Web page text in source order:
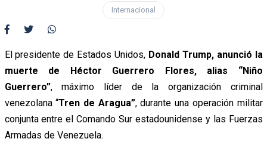
Internacional
El presidente de Estados Unidos, Donald Trump, anunció la
muerte de Héctor Guerrero Flores, alias “Niño
Guerrero”, máximo líder de la organización criminal
venezolana “Tren de Aragua”, durante una operación militar
conjunta entre el Comando Sur estadounidense y las Fuerzas
Armadas de Venezuela.